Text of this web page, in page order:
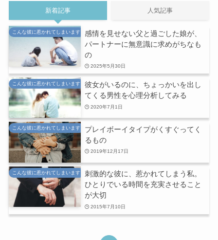
新着記事 人気記事
こんな彼に惹かれてしまいます
感情を見せない父と過ごした娘が、
パートナーに無意識に求めがちなも
の
2025年5月30日
こんな彼に惹かれてしまいます
彼女がいるのに、ちょっかいを出し
てくる男性を心理分析してみる
2020年7月1日
こんな彼に惹かれてしまいます
プレイボーイタイプがくすぐってく
るもの
2019年12月17日
こんな彼に惹かれてしまいます
刺激的な彼に、惹かれてしまう私。
ひとりでいる時間を充実させること
が大切
2015年7月10日